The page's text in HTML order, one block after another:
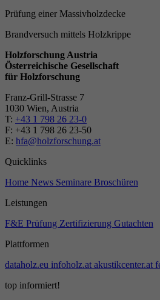
Prüfung einer Massivholzdecke
Brandversuch mittels Holzkrippe
Holzforschung Austria
Österreichische Gesellschaft
für Holzforschung
Franz-Grill-Strasse 7
1030 Wien, Austria
T: +43 1 798 26 23-0
​​F: +43 1 798 26 23-50
E: hfa@holzforschung.at
Quicklinks
Home News Seminare Broschüren
Leistungen
F&E Prüfung Zertifizierung Gutachten
Plattformen
dataholz.eu infoholz.at akustikcenter.at
top informiert!